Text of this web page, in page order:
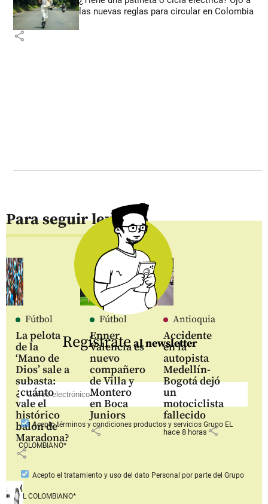
las nuevas reglas para circular en Colombia
share
Para seguir leyendo
Fútbol
La pelota
de la
‘Mano de
Dios’ sale a
subasta:
¿cuánto
vale el
histórico
balón de
Maradona?
share
Fútbol
Enner
Valencia es
nuevo
compañero
de Villa y
Montero
en Boca
Juniors
share
Antioquia
Accidente
en la
autopista
Medellín-
Bogotá dejó
un
motociclista
fallecido
hace 8 horasshare
Regístrateal newsletter
Aceptotérminos y condiciones productos y serviciosGrupo EL
COLOMBIANO*
Acepto el tratamiento y uso del dato Personal por parte del Grupo
EL COLOMBIANO*